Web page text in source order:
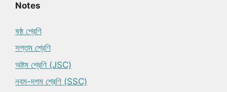
Notes
ষষ্ঠ শ্রেণি
সপ্তম শ্রেণি
অষ্টম শ্রেণি (JSC)
নবম-দশম শ্রেণি (SSC)